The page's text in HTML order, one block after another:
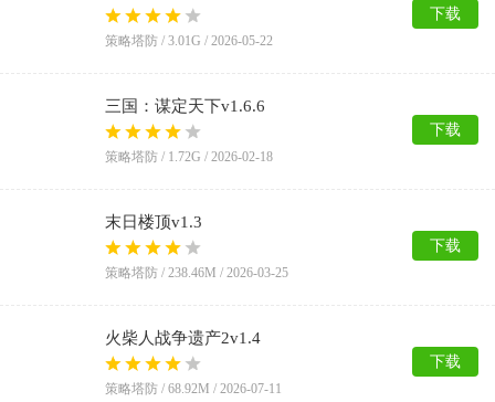
策略塔防 / 3.01G / 2026-05-22
下载
三国：谋定天下v1.6.6
策略塔防 / 1.72G / 2026-02-18
下载
末日楼顶v1.3
策略塔防 / 238.46M / 2026-03-25
下载
火柴人战争遗产2v1.4
策略塔防 / 68.92M / 2026-07-11
下载